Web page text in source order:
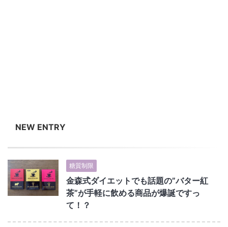
NEW ENTRY
糖質制限
金森式ダイエットでも話題の”バター紅
茶”が手軽に飲める商品が爆誕ですっ
て！？